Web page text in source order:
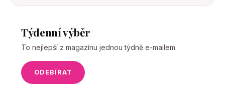
Týdenní výběr
To nejlepší z magazínu jednou týdně e-mailem.
ODEBÍRAT